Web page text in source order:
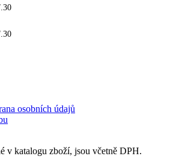
osobních údajů
v katalogu zboží, jsou včetně DPH.